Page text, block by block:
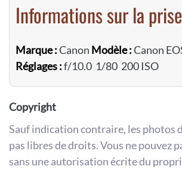
Informations sur la
Marque :Canon Modèle :Canon
Réglages :f/10.0 1/80 200 ISO
Copyright
Sauf indication contraire, les photos
pas libres de droits. Vous ne pouvez
sans une autorisation écrite du